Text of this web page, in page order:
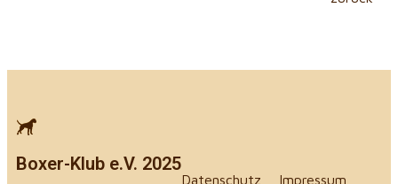
Boxer-Klub e.V. 2025
Datenschutz Impressum